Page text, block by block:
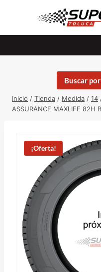
Buscar
Inicio / Tienda / Medida / 14
ASSURANCE MAXLIFE 82H
¡Oferta!